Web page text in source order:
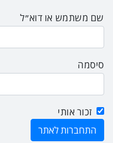
שם משתמש או דוא״ל
סיסמה
זכור אותי